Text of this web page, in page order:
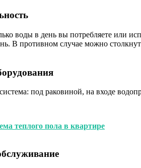
воды в день вы потребляете или
В противном случае можно
система: под раковиной, на входе
теплого пола в квартире